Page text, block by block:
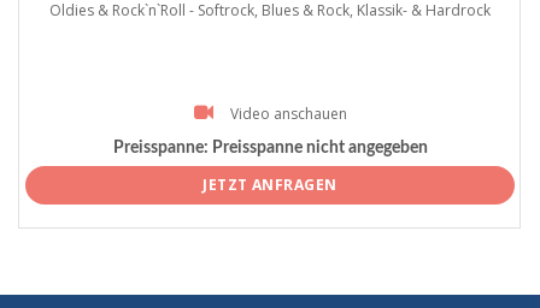
Oldies & Rock`n`Roll - Softrock, Blues & Rock, Klassik- & Hardrock
Video anschauen
Preisspanne: Preisspanne nicht angegeben
JETZT ANFRAGEN